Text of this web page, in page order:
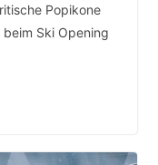
Popikone
Ski Opening